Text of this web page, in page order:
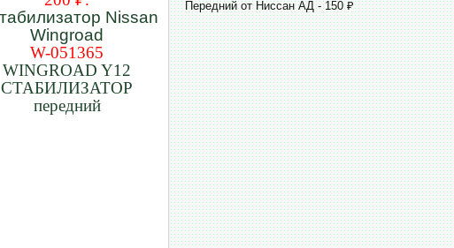
W-051365
WINGROAD Y12
СТАБИЛИЗАТОР
передний
Передний от Ниссан АД - 150 ₽